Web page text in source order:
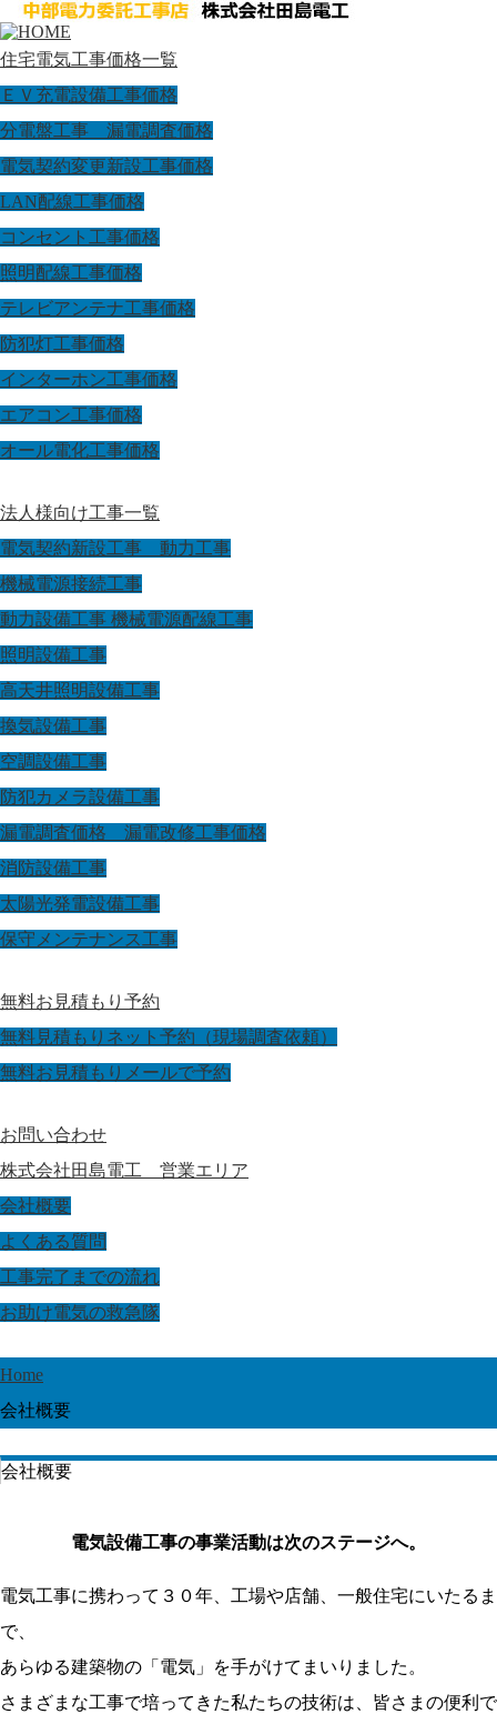
住宅電気工事価格一覧
ＥＶ充電設備工事価格
分電盤工事 漏電調査価格
電気契約変更新設工事価格
LAN配線工事価格
コンセント工事価格
照明配線工事価格
テレビアンテナ工事価格
防犯灯工事価格
インターホン工事価格
エアコン工事価格
オール電化工事価格
法人様向け工事一覧
電気契約新設工事 動力工事
機械電源接続工事
動力設備工事 機械電源配線工事
照明設備工事
高天井照明設備工事
換気設備工事
空調設備工事
防犯カメラ設備工事
漏電調査価格 漏電改修工事価格
消防設備工事
太陽光発電設備工事
保守メンテナンス工事
無料お見積もり予約
無料見積もりネット予約（現場調査依頼）
無料お見積もりメールで予約
お問い合わせ
株式会社田島電工 営業エリア
会社概要
よくある質問
工事完了までの流れ
お助け電気の救急隊
Home
会社概要
会社概要
電気設備工事の事業活動は次のステージへ。
電気工事に携わって３０年、工場や店舗、一般住宅にいたるま
で、
あらゆる建築物の「電気」を手がけてまいりました。
さまざまな工事で培ってきた私たちの技術は、皆さまの便利で